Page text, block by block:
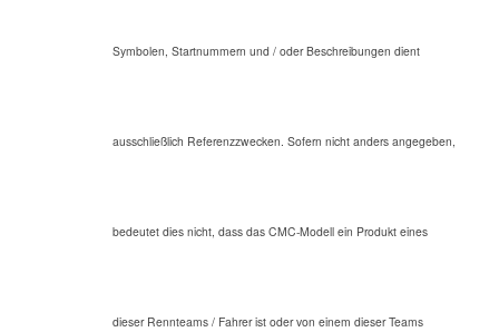
Symbolen, Startnummern und / oder Beschreibungen dient
ausschließlich Referenzzwecken. Sofern nicht anders angegeben,
bedeutet dies nicht, dass das CMC-Modell ein Produkt eines
dieser Rennteams / Fahrer ist oder von einem dieser Teams